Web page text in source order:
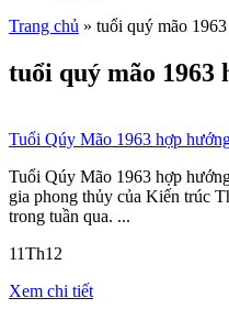
Trang chủ » tuổi quý mão
tuổi quý mão 1963
Tuổi Qúy Mão 1963 hợp
Tuổi Qúy Mão 1963 hợp
gia phong thủy của Kiến trúc
trong tuần qua. ...
11Th12
Xem chi tiết